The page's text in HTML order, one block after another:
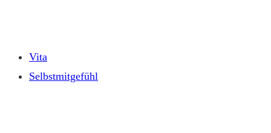
Vita
Selbstmitgefühl